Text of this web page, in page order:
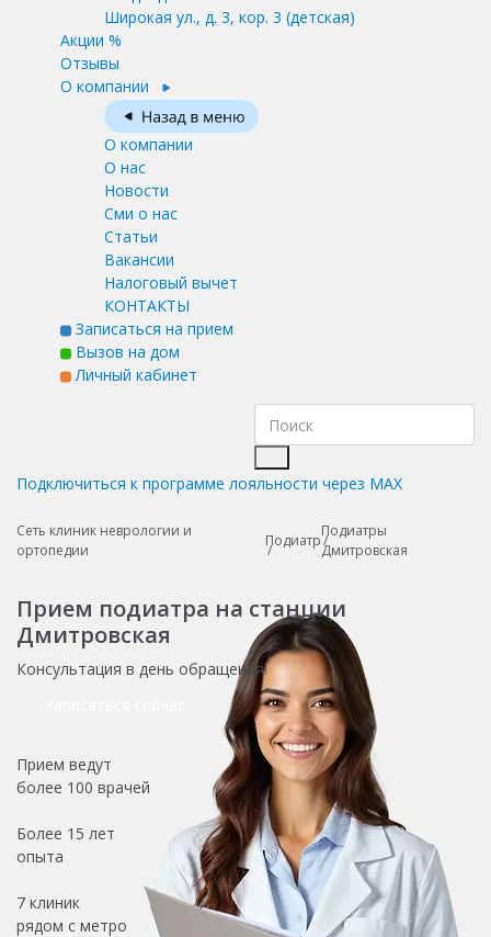
Широкая ул., д. 3, кор. 3 (детская)
Акции %
Отзывы
О компании
О компании
О нас
Новости
Сми о нас
Статьи
Вакансии
Налоговый вычет
КОНТАКТЫ
Записаться на прием
Вызов на дом
Личный кабинет
Подключиться к программе лояльности через MAX
Сеть клиник неврологии и
ортопедии
Подиатр
Подиатры
Дмитровская
Прием подиатра на станции
Дмитровская
Консультация в день обращения!
Прием ведут
более 100 врачей
Более 15 лет
опыта
7 клиник
рядом с метро